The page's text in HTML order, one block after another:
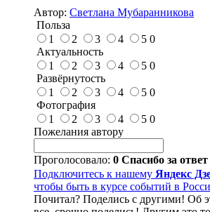
Автор: Светлана Мубаранникова
Польза
1
2 3 4 5 0
Актуальность
1
2 3 4 5 0
Развёрнутость
1
2 3 4 5 0
Фотография
1
2 3 4 5 0
Пожелания автору
Проголосовало: 0 Спасибо за ответ
Подключитесь к нашему Яндекс
чтобы быть в курсе событий в
Почитал? Поделись с другими! Об